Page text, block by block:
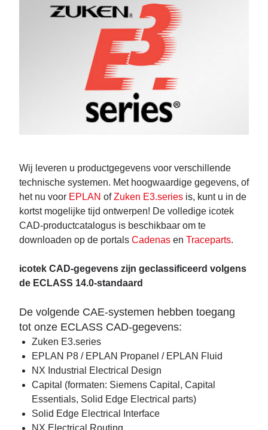
Wij leveren u productgegevens voor verschillende
technische systemen. Met hoogwaardige gegevens, of
het nu voor EPLAN ofZuken E3.series is, kunt u in de
kortst mogelijke tijd ontwerpen! De volledige icotek
CAD-productcatalogus is beschikbaar om te
downloaden op de portals Cadenas en Traceparts.
icotek CAD-gegevens zijn geclassificeerd volgens
de ECLASS 14.0-standaard
De volgende CAE-systemen hebben toegang
tot onze ECLASS CAD-gegevens:
Zuken E3.series
EPLAN P8 / EPLAN Propanel / EPLAN Fluid
NX Industrial Electrical Design
Capital (formaten: Siemens Capital, Capital
Essentials, Solid Edge Electrical parts)
Solid Edge Electrical Interface